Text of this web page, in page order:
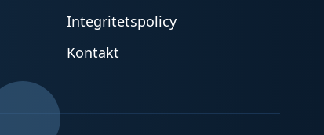
Integritetspolicy
Kontakt